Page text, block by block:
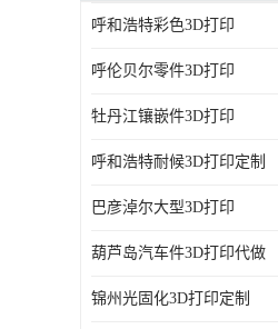
呼和浩特彩色3D打印
呼伦贝尔零件3D打印
牡丹江镶嵌件3D打印
呼和浩特耐候3D打印定制
巴彦淖尔大型3D打印
葫芦岛汽车件3D打印代做
锦州光固化3D打印定制